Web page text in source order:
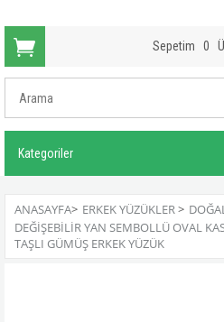
Sepetim 0
Kategoriler
ANASAYFA> ERKEK YÜZÜKLER>
DEĞIŞEBILIR YAN SEMBOLLÜ OVAL
TAŞLI GÜMÜŞ ERKEK YÜZÜK